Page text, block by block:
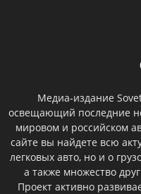
Медиа-издание
освещающий последние
мировом и российском
сайте вы найдете всю
легковых авто, но и о
а также множество
Проект активно